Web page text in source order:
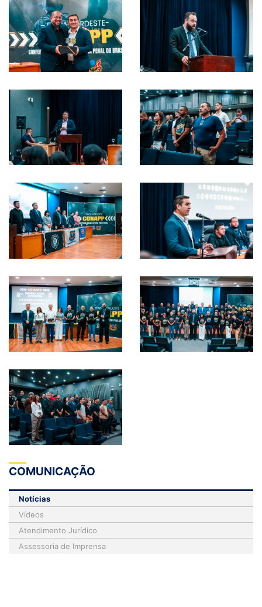
COMUNICAÇÃO
Notícias
Vídeos
Atendimento Jurídico
Assessoria de Imprensa